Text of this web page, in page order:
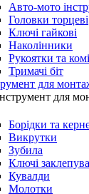
Авто-мото
Головки торцеві
Ключі гайкові
Наколінники
Рукоятки та
Тримачі біт
для
для
Борідки та
Викрутки
Зубила
Ключі
Кувалди
Молотки